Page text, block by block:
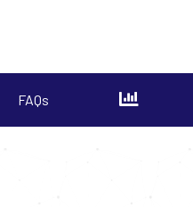
FAQs